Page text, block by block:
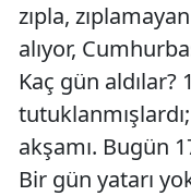
zıpla,
alıyor,
Kaç gün aldılar?
akşamı. Bugün
Bir gün yatarı